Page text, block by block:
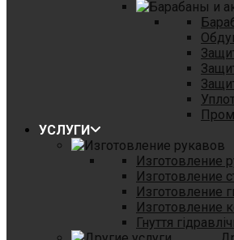
УСЛУГИ
Изготовление
Изготовление
Изготовление
Изготовление
Гнуття